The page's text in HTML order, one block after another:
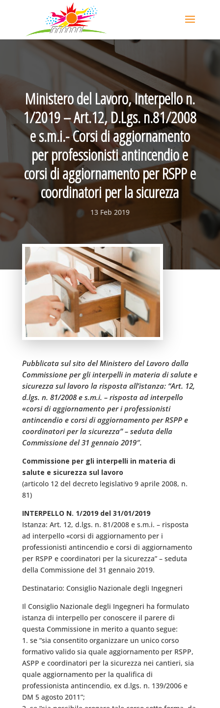
Ministero del Lavoro, Interpello n.
1/2019 – Art.12, D.Lgs. n.81/2008
e s.m.i.- Corsi di aggiornamento
per professionisti antincendio e
corsi di aggiornamento per RSPP e
coordinatori per la sicurezza
13 Feb 2019
Pubblicata sul sito del Ministero del Lavoro dalla
Commissione per gli interpelli in materia di salute e
sicurezza sul lavoro la risposta all’istanza: “Art. 12,
d.lgs. n. 81/2008 e s.m.i. – risposta ad interpello
«corsi di aggiornamento per i professionisti
antincendio e corsi di aggiornamento per RSPP e
coordinatori per la sicurezza” – seduta della
Commissione del 31 gennaio 2019″.
Commissione per gli interpelli in materia di
salute e sicurezza sul lavoro
(articolo 12 del decreto legislativo 9 aprile 2008, n.
81)
INTERPELLO N. 1/2019 del 31/01/2019
Istanza: Art. 12, d.lgs. n. 81/2008 e s.m.i. – risposta
ad interpello «corsi di aggiornamento per i
professionisti antincendio e corsi di aggiornamento
per RSPP e coordinatori per la sicurezza” – seduta
della Commissione del 31 gennaio 2019.
Destinatario: Consiglio Nazionale degli Ingegneri
Il Consiglio Nazionale degli Ingegneri ha formulato
istanza di interpello per conoscere il parere di
questa Commissione in merito a quanto segue:
1. se “sia consentito organizzare un unico corso
formativo valido sia quale aggiornamento per RSPP,
ASPP e coordinatori per la sicurezza nei cantieri, sia
quale aggiornamento per la qualifica di
professionista antincendio, ex d.lgs. n. 139/2006 e
DM 5 agosto 2011”;